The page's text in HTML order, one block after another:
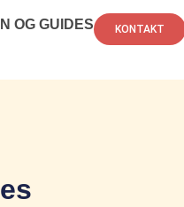
OG GUIDES KONTAKT